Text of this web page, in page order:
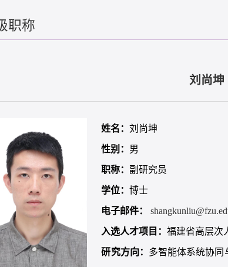
职称
刘尚坤
姓名：刘尚坤
性别： 男
职称： 副研究员
学位：博士
电子邮件：
入选人才项目：福建省高层次
研究方向： 多智能体系统协同